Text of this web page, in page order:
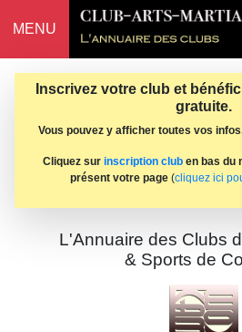
MENU
Inscrivez votre club et
gratuite.
Vous pouvez y afficher toutes vos
Cliquez sur inscription club en bas du
présent votre page (cliquez ici
L'Annuaire des Clubs
& Sports de